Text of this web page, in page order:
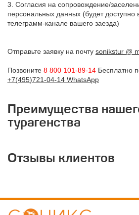
3. Согласия на сопровождение/
персональных данных (будет доступно
телеграмм-канале вашего заезда)
Отправьте заявку на почту sonikstur @
Позвоните 8 800 101-89-14 Бесплатно
+7(495)721-04-14 WhatsApp
Преимущества
турагенства
Отзывы клиентов